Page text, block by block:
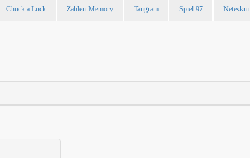
Chuck a Luck Zahlen-Memory Tangram Spiel 97 Neteskni